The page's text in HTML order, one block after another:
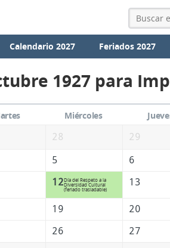
Calendario 2027 Feriados 2027
1927 para
Miércoles
28 29
5 6
12Día del Respeto a la
Diversidad Cultural
(feriado trasladable)
13
19 20
26 27